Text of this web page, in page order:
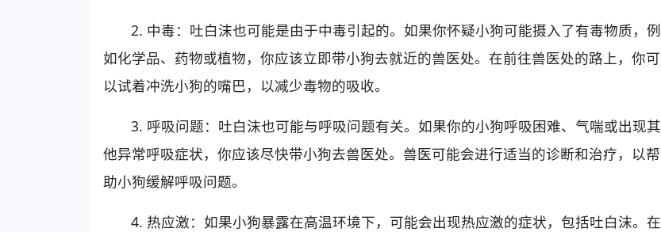
2. 中毒：吐白沫也可能是由于中毒引起的。如果你怀疑小狗可能摄入了有毒物质，例
如化学品、药物或植物，你应该立即带小狗去就近的兽医处。在前往兽医处的路上，你可
以试着冲洗小狗的嘴巴，以减少毒物的吸收。
3. 呼吸问题：吐白沫也可能与呼吸问题有关。如果你的小狗呼吸困难、气喘或出现其
他异常呼吸症状，你应该尽快带小狗去兽医处。兽医可能会进行适当的诊断和治疗，以帮
助小狗缓解呼吸问题。
4. 热应激：如果小狗暴露在高温环境下，可能会出现热应激的症状，包括吐白沫。在